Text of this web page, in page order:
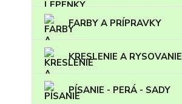
FARBY A PRÍPRAVKY
KRESLENIE A RYSOVANIE
PÍSANIE - PERÁ - SADY